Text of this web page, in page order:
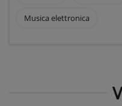
Musica elettronica